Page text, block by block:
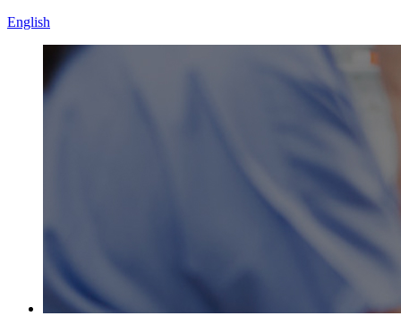
English